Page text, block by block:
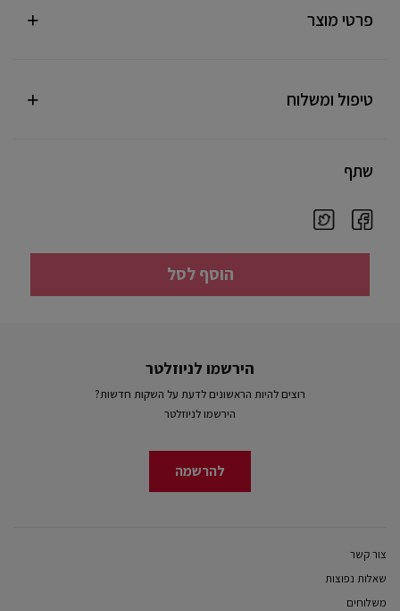
פרטי מוצר
טיפול ומשלוח
שתף
הוסף לסל
הירשמו לניוזלטר
רוצים להיות הראשונים לדעת על השקות חדשות?
הירשמו לניוזלטר
להרשמה
צור קשר
שאלות נפוצות
משלוחים